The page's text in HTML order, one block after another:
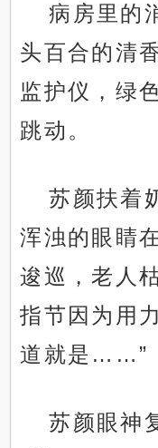
病房里的
头百合的清
监护仪，绿
跳动。
苏颜扶着
浑浊的眼睛
逡巡，老人
指节因为用
道就是……”
苏颜眼神